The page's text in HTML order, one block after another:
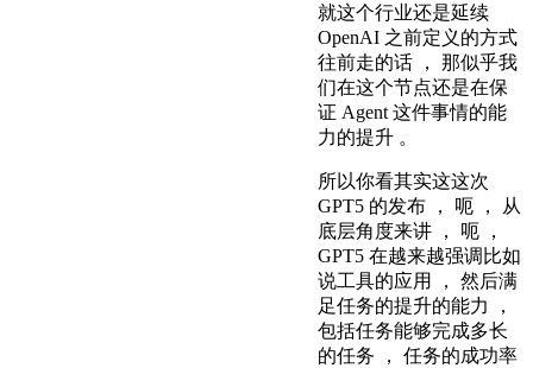
就这个行业还是延续
OpenAI 之前定义的方式
往前走的话 ， 那似乎我
们在这个节点还是在保
证 Agent 这件事情的能
力的提升 。
所以你看其实这这次
GPT5 的发布 ， 呃 ， 从
底层角度来讲 ， 呃 ，
GPT5 在越来越强调比如
说工具的应用 ， 然后满
足任务的提升的能力 ，
包括任务能够完成多长
的任务 ， 任务的成功率